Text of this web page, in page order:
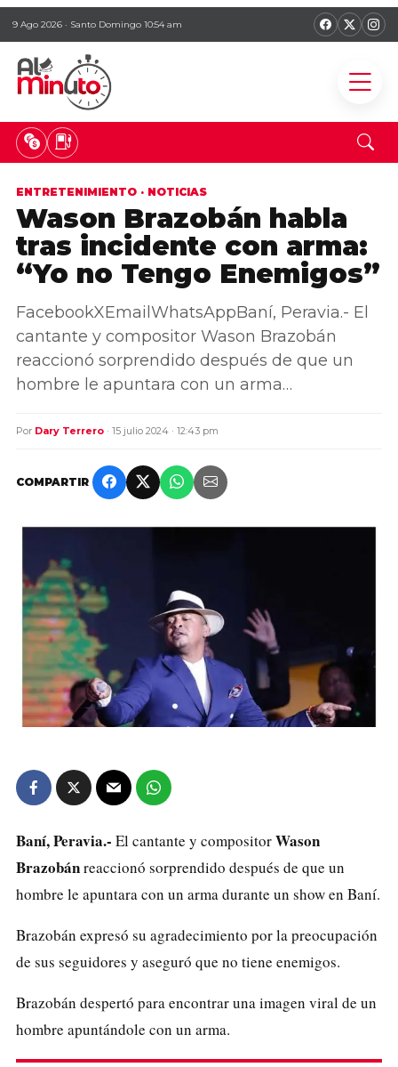
9 Ago 2026 · Santo Domingo 10:54 am
ENTRETENIMIENTO · NOTICIAS
Wason Brazobán habla
tras incidente con arma:
“Yo no Tengo Enemigos”
FacebookXEmailWhatsAppBaní, Peravia.- El
cantante y compositor Wason Brazobán
reaccionó sorprendido después de que un
hombre le apuntara con un arma…
Por Dary Terrero · 15 julio 2024 · 12:43 pm
COMPARTIR
Baní, Peravia.- El cantante y compositorWason
Brazobánreaccionó sorprendido después de que un
hombre le apuntara con un arma durante un show en Baní.
Brazobán expresó su agradecimiento por la preocupación
de sus seguidores y aseguró que no tiene enemigos.
Brazobán despertó para encontrar una imagen viral de un
hombre apuntándole con un arma.